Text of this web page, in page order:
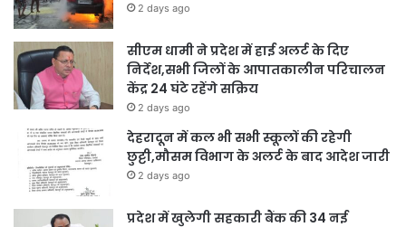
2 days ago
सीएम धामी ने प्रदेश में हाई अलर्ट के दिए
निर्देश,सभी जिलों के आपातकालीन परिचालन
केंद्र 24 घंटे रहेंगे सक्रिय
2 days ago
देहरादून में कल भी सभी स्कूलों की रहेगी
छुट्टी,मौसम विभाग के अलर्ट के बाद आदेश जारी
2 days ago
प्रदेश में खुलेगी सहकारी बैंक की 34 नई